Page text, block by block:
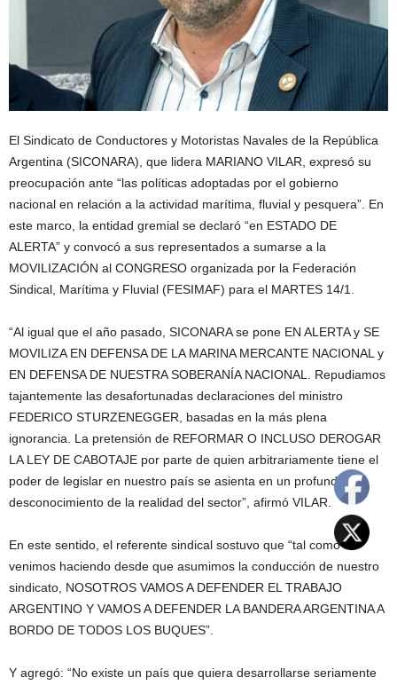
El Sindicato de Conductores y Motoristas Navales de la República
Argentina (SICONARA), que lidera MARIANO VILAR, expresó su
preocupación ante “las políticas adoptadas por el gobierno
nacional en relación a la actividad marítima, fluvial y pesquera”. En
este marco, la entidad gremial se declaró “en ESTADO DE
ALERTA” y convocó a sus representados a sumarse a la
MOVILIZACIÓN al CONGRESO organizada por la Federación
Sindical, Marítima y Fluvial (FESIMAF) para el MARTES 14/1.
“Al igual que el año pasado, SICONARA se pone EN ALERTA y SE
MOVILIZA EN DEFENSA DE LA MARINA MERCANTE NACIONAL y
EN DEFENSA DE NUESTRA SOBERANÍA NACIONAL. Repudiamos
tajantemente las desafortunadas declaraciones del ministro
FEDERICO STURZENEGGER, basadas en la más plena
ignorancia. La pretensión de REFORMAR O INCLUSO DEROGAR
LA LEY DE CABOTAJE por parte de quien arbitrariamente tiene el
poder de legislar en nuestro país se asienta en un profundo
desconocimiento de la realidad del sector”, afirmó VILAR.
En este sentido, el referente sindical sostuvo que “tal como lo
venimos haciendo desde que asumimos la conducción de nuestro
sindicato, NOSOTROS VAMOS A DEFENDER EL TRABAJO
ARGENTINO Y VAMOS A DEFENDER LA BANDERA ARGENTINA A
BORDO DE TODOS LOS BUQUES”.
Y agregó: “No existe un país que quiera desarrollarse seriamente